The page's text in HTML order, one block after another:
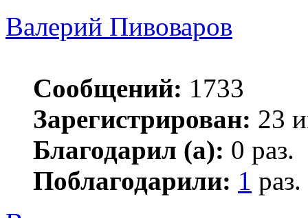
Валерий Пивоваров
Сообщений: 1733
Зарегистрирован: 23
Благодарил (а): 0 раз.
Поблагодарили: 1 раз.